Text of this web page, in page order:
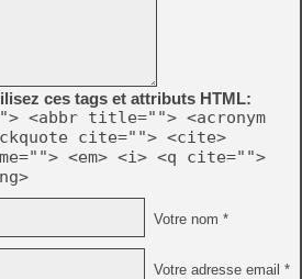
ces tags et attributs HTML:
<abbr title=""> <acronym
cite=""> <cite>
<em> <i> <q cite="">
Votre nom *
Votre adresse email *